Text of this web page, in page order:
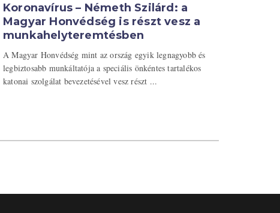
Koronavírus – Németh Szilárd: a
Magyar Honvédség is részt vesz a
munkahelyteremtésben
A Magyar Honvédség mint az ország egyik legnagyobb és
legbiztosabb munkáltatója a speciális önkéntes tartalékos
katonai szolgálat bevezetésével vesz részt ...